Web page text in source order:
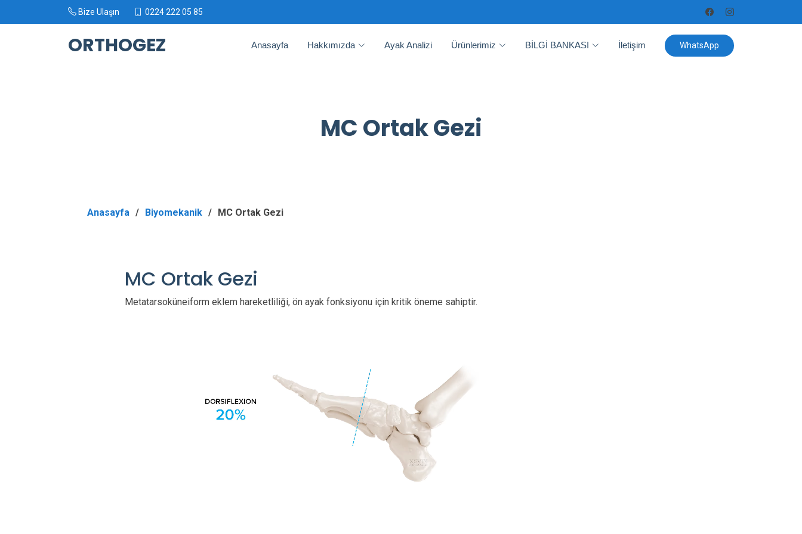
Bize Ulaşın 0224 222 05 85
ORTHOGEZ Anasayfa Hakkımızda Ayak Analizi Ürünlerimiz BİLGİ BANKASI İletişim WhatsApp
MC Ortak Gezi
Anasayfa Biyomekanik MC Ortak Gezi
MC Ortak Gezi
Metatarsoküneiform eklem hareketliliği, ön ayak fonksiyonu için kritik öneme sahiptir.